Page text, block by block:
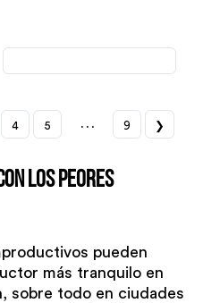
4 5 … 9 ❯
con los peores
pueden
más tranquilo en
sobre todo en ciudades